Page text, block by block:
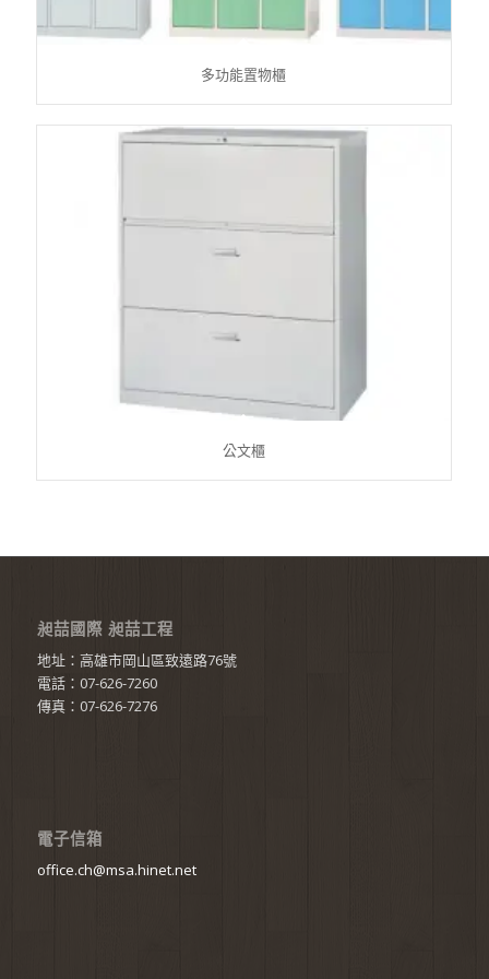
多功能置物櫃
公文櫃
昶喆國際 昶喆工程
地址：高雄市岡山區致遠路76號
電話：07-626-7260
傳真：07-626-7276
電子信箱
office.ch@msa.hinet.net